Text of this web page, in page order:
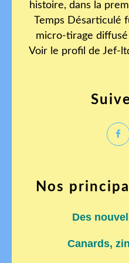
histoire, dans la
Temps Désarticulé
micro-tirage
Voir le profil de Jef-
Nos
Des
Canards,